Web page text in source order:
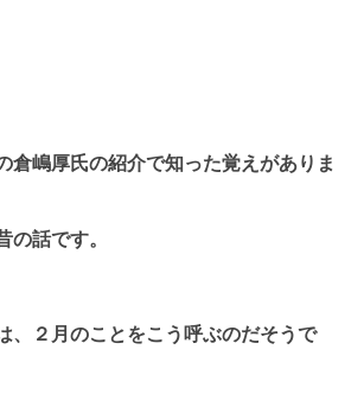
倉嶋厚氏の紹介で知った覚えがありま
の話です。
、２月のことをこう呼ぶのだそうで